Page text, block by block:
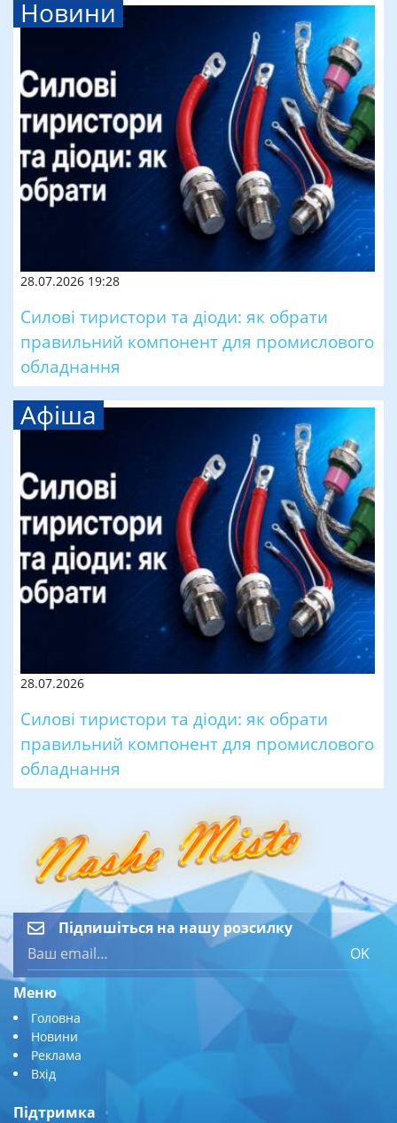
Новини
28.07.2026 19:28
Силові тиристори та діоди: як обрати
правильний компонент для промислового
обладнання
Афіша
28.07.2026
Силові тиристори та діоди: як обрати
правильний компонент для промислового
обладнання
Підпишіться на нашу розсилку
OK
Меню
Головна
Новини
Реклама
Вхід
Підтримка